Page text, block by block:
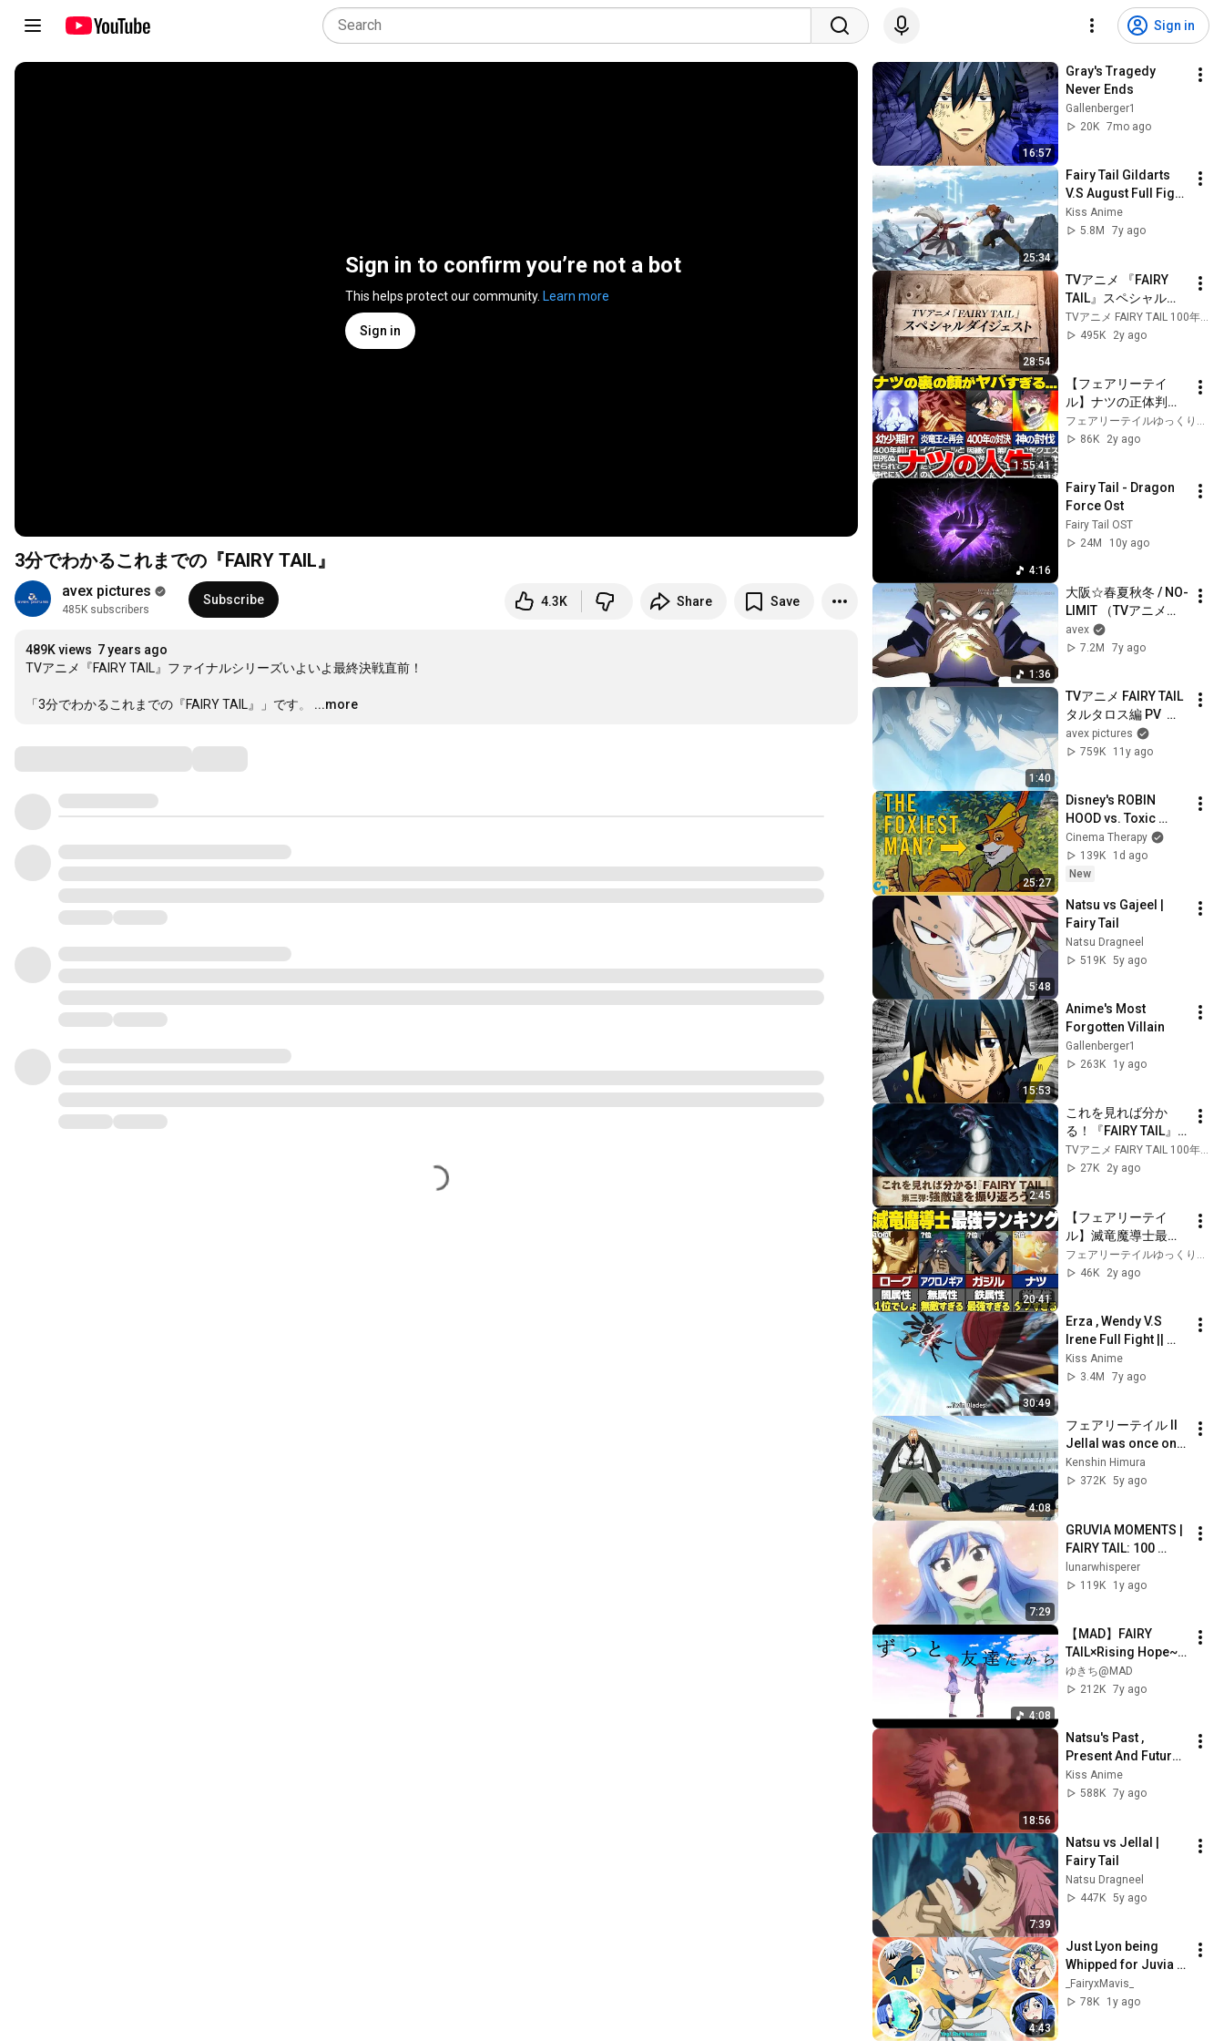
Sign in
Sign in to confirm you’re not a bot
This helps protect our community. Learn more
Sign in
3分でわかるこれまでの『FAIRY TAIL』
avex pictures
485K subscribers
Subscribe 4.3K Share Save
489K views 7 years ago
TVアニメ『FAIRY TAIL』ファイナルシリーズいよいよ最終決戦直前！
「3分でわかるこれまでの『FAIRY TAIL』」です。 …
...more
16:57
Gray's Tragedy
Never Ends
Gallenberger1
20K 7mo ago
25:34
Fairy Tail Gildarts
V.S August Full Fight
|| Gildarts Clive V.S
August Dragneel
Kiss Anime
5.8M
7y ago
28:54
TVアニメ 『FAIRY
TAIL』スペシャルダ
イジェスト
TVアニメ FAIRY TAIL 100年クエスト 公式
495K
2y ago
1:55:41
【フェアリーテイ
ル】ナツの正体判
明！？エーテリア
ス・ナツ・ドラニグ
説/考察】
フェアリーテイルゆっくり解説【ハッピー】
86K
2y ago
4:16
Fairy Tail - Dragon
Force Ost
Fairy Tail OST
24M
10y ago
1:36
大阪☆春夏秋冬 / NO-
LIMIT （TVアニメ
『FAIRY TAIL』OPテ
ーマ）
avex
7.2M
7y ago
1:40
TVアニメ FAIRY TAIL
タルタロス編 PV  第
２弾
avex pictures
759K
11y ago
25:27
Disney's ROBIN
HOOD vs. Toxic
Masculinity
Cinema Therapy
139K
1d ago
New
5:48
Natsu vs Gajeel |
Fairy Tail
Natsu Dragneel
519K 5y ago
15:53
Anime's Most
Forgotten Villain
Gallenberger1
263K
1y ago
2:45
これを見れば分か
る！『FAIRY TAIL』
第三弾：強敵達を振
り返ろう！
TVアニメ FAIRY TAIL 100年クエスト 公式
27K
2y ago
20:41
【フェアリーテイ
ル】滅竜魔導士最強
ランキングTOP10が
意外すぎた…！？
察】
46K
2y ago
30:49
Erza , Wendy V.S
Irene Full Fight ||
Erza Scarlet , Wendy
V.S Irene Belserion
Kiss Anime
3.4M
7y ago
4:08
フェアリーテイル ll
Jellal was once one
of the Ten Wizard
Saints! ジェラルはか
Kenshin Himura
372K 5y ago
7:29
GRUVIA MOMENTS |
FAIRY TAIL: 100
YEARS QUEST
EPISODE 8 (ENGLISH
lunarwhisperer
119K
1y ago
4:08
【MAD】FAIRY
TAIL×Rising Hope~
叶えたい未来のため
に~
ゆきち@MAD
212K 7y ago
18:56
Natsu's Past ,
Present And Future
|| Dragon Seed And
Demon Seed
Kiss Anime
588K 7y ago
7:39
Natsu vs Jellal |
Fairy Tail
Natsu Dragneel
447K 5y ago
4:43
Just Lyon being
Whipped for Juvia
😅🤣 | Juvia x Lyon
moments (ENG SUB)
_FairyxMavis_
78K
1y ago